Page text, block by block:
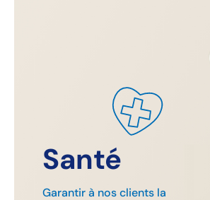
Santé
Garantir à nos clients la